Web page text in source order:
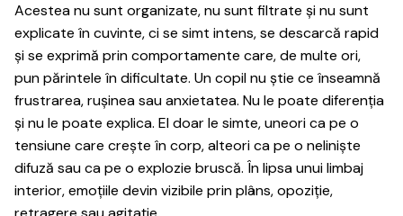
Acestea nu sunt organizate, nu sunt filtrate și nu sunt
explicate în cuvinte, ci se simt intens, se descarcă rapid
și se exprimă prin comportamente care, de multe ori,
pun părintele în dificultate. Un copil nu știe ce înseamnă
frustrarea, rușinea sau anxietatea. Nu le poate diferenția
și nu le poate explica. El doar le simte, uneori ca pe o
tensiune care crește în corp, alteori ca pe o neliniște
difuză sau ca pe o explozie bruscă. În lipsa unui limbaj
interior, emoțiile devin vizibile prin plâns, opoziție,